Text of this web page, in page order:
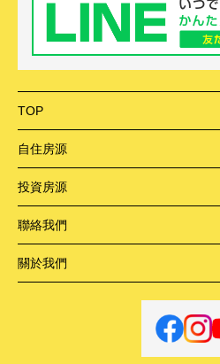
TOP
自住房源
投資房源
聯絡我們
關於我們